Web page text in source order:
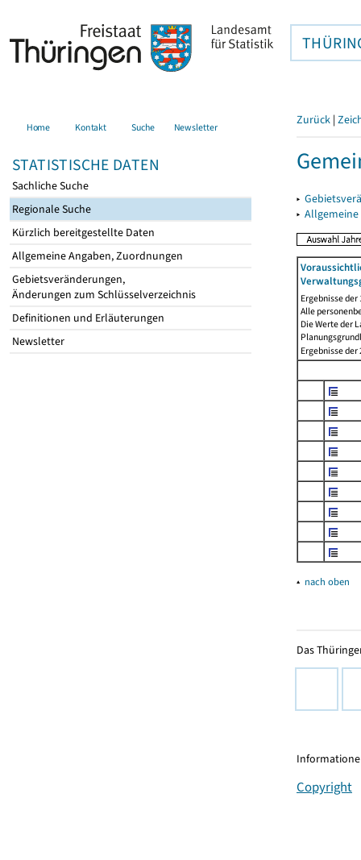
Home Kontakt Suche Newsletter
STATISTISCHE DATEN
Sachliche Suche
Regionale Suche
Kürzlich bereitgestellte Daten
Allgemeine Angaben, Zuordnungen
Gebietsveränderungen,
Änderungen zum Schlüsselverzeichnis
Definitionen und Erläuterungen
Newsletter
Zurück |
▸
▸
Ergebnisse
Alle
Die Werte der
Ergebnisse
▴ nach oben
Das
Copyright